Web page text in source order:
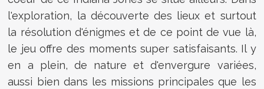
l'exploration, la découverte des lieux et surtout
la résolution d'énigmes et de ce point de vue là,
le jeu offre des moments super satisfaisants. Il y
en a plein, de nature et d'envergure variées,
aussi bien dans les missions principales que les